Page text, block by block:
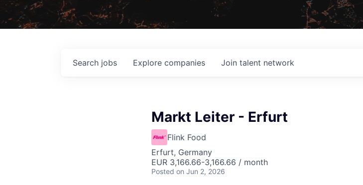
Search jobs Explore companies Join talent network
Markt Leiter - Erfurt
Flink Food
Erfurt, Germany
EUR 3,166.66-3,166.66 / month
Posted on Jun 2, 2026